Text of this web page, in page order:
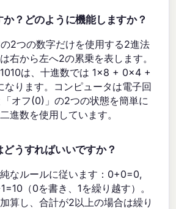
？どのように機能しますか？
2つの数字だけを使用する2進法
右から左へ2の累乗を表します。
は、十進数では 1×8 + 0×4 +
ります。コンピュータは電子回
オフ(0)」の2つの状態を簡単に
進数を使用しています。
うすればいいですか？
なルールに従います：0+0=0,
（0を書き、1を繰り越す）。
算し、合計が2以上の場合は繰り